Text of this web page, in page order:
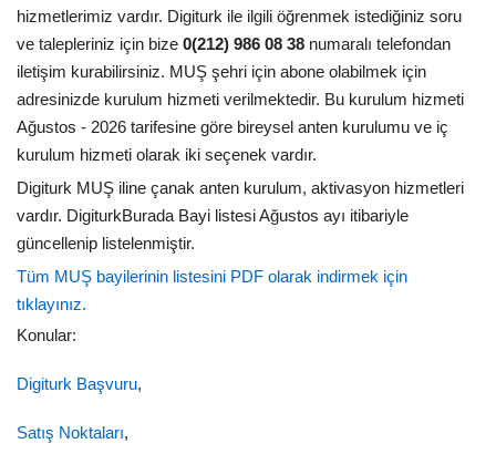
hizmetlerimiz vardır. Digiturk ile ilgili öğrenmek istediğiniz soru
ve talepleriniz için bize 0(212) 986 08 38 numaralı telefondan
iletişim kurabilirsiniz. MUŞ şehri için abone olabilmek için
adresinizde kurulum hizmeti verilmektedir. Bu kurulum hizmeti
Ağustos - 2026 tarifesine göre bireysel anten kurulumu ve iç
kurulum hizmeti olarak iki seçenek vardır.
Digiturk MUŞ iline çanak anten kurulum, aktivasyon hizmetleri
vardır. DigiturkBurada Bayi listesi Ağustos ayı itibariyle
güncellenip listelenmiştir.
Tüm MUŞ bayilerinin listesini PDF olarak indirmek için
tıklayınız.
Konular:
Digiturk Başvuru,
Satış Noktaları,